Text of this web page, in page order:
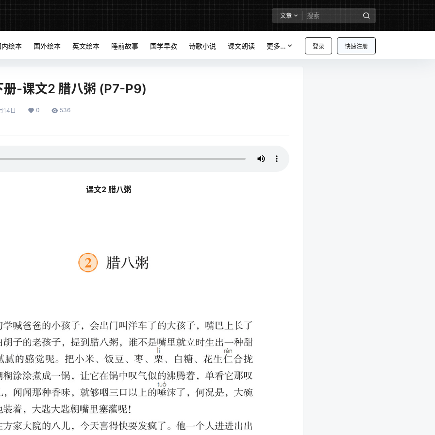
文章
登录 快速注册
内绘本 国外绘本 英文绘本 睡前故事 国学早教 诗歌小说 课文朗读 更多…
册-课文2 腊八粥 (P7-P9)
14日 0 536
课文2 腊八粥